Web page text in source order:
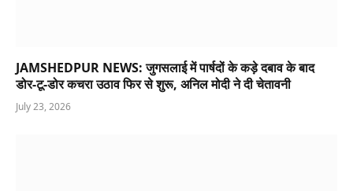
JAMSHEDPUR NEWS: जुगसलाई में पार्षदों के कड़े दबाव के बाद
डोर-टू-डोर कचरा उठाव फिर से शुरू, अनिल मोदी ने दी चेतावनी
July 23, 2026